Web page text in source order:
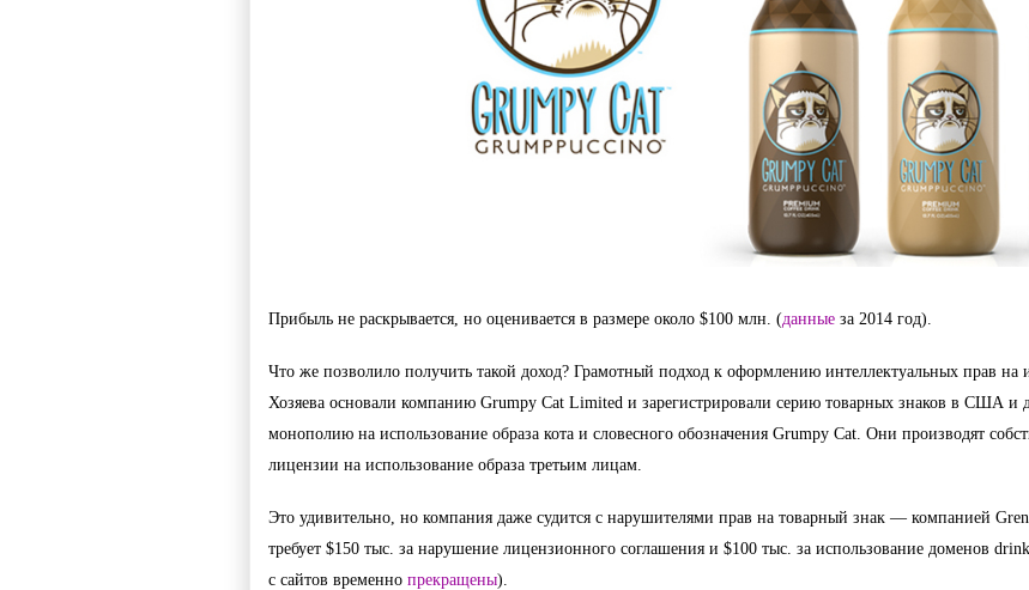
Прибыль не раскрывается, но оценивается в размере около $100 млн. (данные за 2014 год).
Что же позволило получить такой доход? Грамотный подход к оформлению интеллектуальных прав на
Хозяева основали компанию Grumpy Cat Limited и зарегистрировали серию товарных знаков в США и
монополию на использование образа кота и словесного обозначения Grumpy Cat. Они производят
лицензии на использование образа третьим лицам.
Это удивительно, но компания даже судится с нарушителями прав на товарный знак — компанией
требует $150 тыс. за нарушение лицензионного соглашения и $100 тыс. за использование доменов
с сайтов временно прекращены).